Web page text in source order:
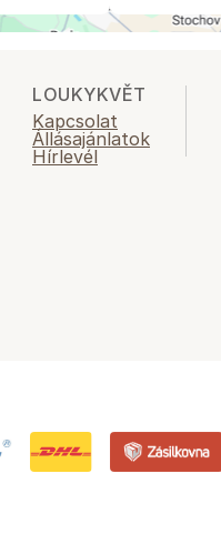
LOUKYKVĚT
Kapcsolat
Állásajánlatok
Hírlevél